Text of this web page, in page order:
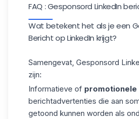
FAQ : Gesponsord LinkedIn
Wat betekent het als je een
Bericht op LinkedIn krijgt?
Samengevat, Gesponsord
zijn:
Informatieve of promotionele
berichtadvertenties die aan
getoond kunnen worden als